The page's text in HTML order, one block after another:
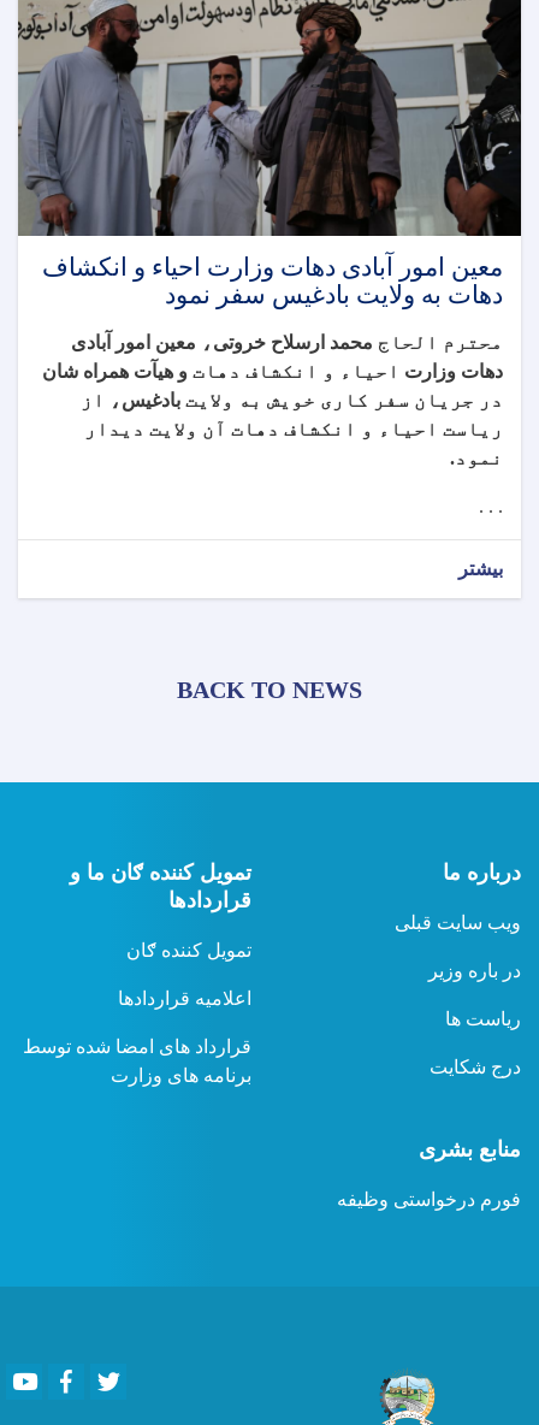
معین امور آبادی دهات وزارت احیاء و انکشاف
دهات به ولایت بادغیس سفر نمود
محترم الحاج محمد ارسلاح خروتی ، معین امور آبادی
دهات وزارت احیاء و انکشاف دهات و هیآت همراه شان
در جریان سفر کاری خویش به ولایت بادغیس ، از
ریاست احیاء و انکشاف دهات آن ولایت دیدار
نمود.
. . .
بیشتر
BACK TO NEWS
درباره ما
ویب سایت قبلی
در باره وزیر
ریاست ها
درج شکایت
تمویل کننده ګان ما و
قراردادها
تمویل کننده ګان
اعلامیه قراردادها
قرارداد های امضا شده توسط
برنامه های وزارت
منابع بشری
فورم درخواستی وظیفه
YoutubeFacebook